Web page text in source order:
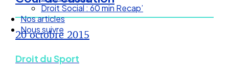
Droit Social : 60 min Recap’
Nos articles
Nous suivre
20 octobre 2015
Droit du Sport